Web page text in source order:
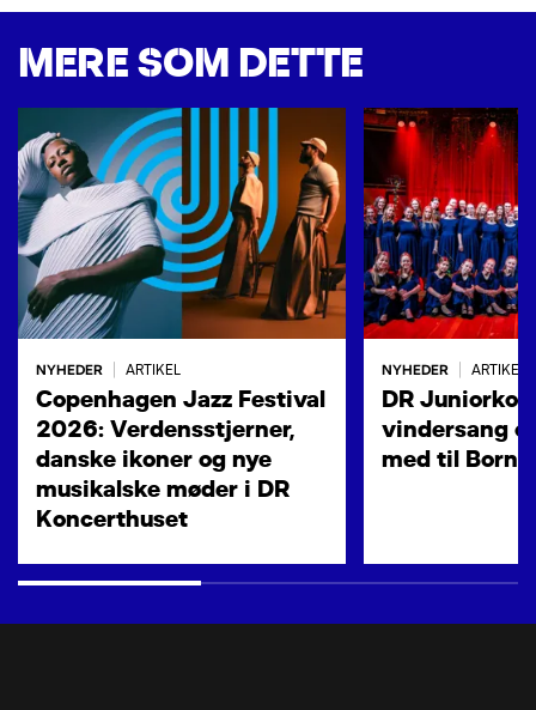
MERE SOM DETTE
NYHEDER ARTIKEL
Copenhagen Jazz Festival
2026: Verdensstjerner,
danske ikoner og nye
musikalske møder i DR
Koncerthuset
NYHEDER ARTIKEL
DR
vindersang
med til